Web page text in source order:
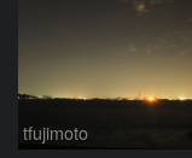
tfujimoto